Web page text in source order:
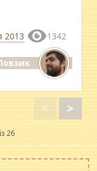
2013 1342
< >
26